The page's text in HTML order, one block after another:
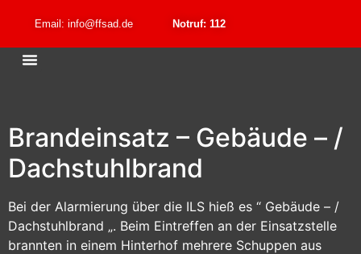
Email: info@ffsad.de Notruf: 112
Brandeinsatz – Gebäude – /
Dachstuhlbrand
Bei der Alarmierung über die ILS hieß es “ Gebäude – /
Dachstuhlbrand „. Beim Eintreffen an der Einsatzstelle
brannten in einem Hinterhof mehrere Schuppen aus